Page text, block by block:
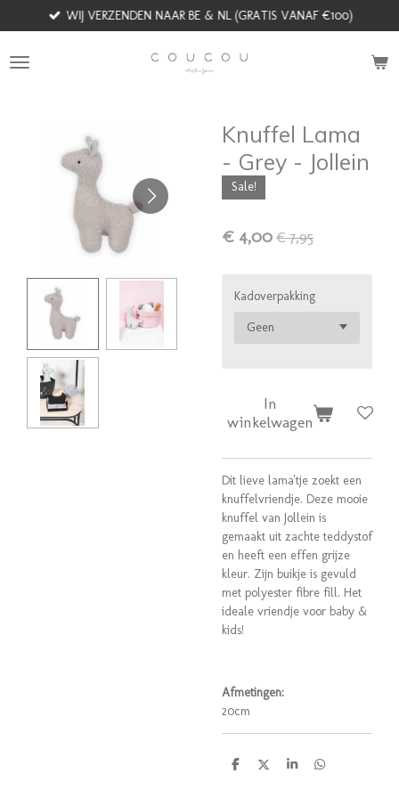
direct
naar
de
WIJ VERZENDEN NAAR BE & NL (GRATIS VANAF €100)
Knuffel Lama
- Grey - Jollein
Sale!
€ 4,00 € 7,95
Kadoverpakking
In
winkelwagen
Dit lieve lama'tje zoekt een
knuffelvriendje. Deze mooie
knuffel van Jollein is
gemaakt uit zachte teddystof
en heeft een effen grijze
kleur. Zijn buikje is gevuld
met polyester fibre fill. Het
ideale vriendje voor baby &
kids!
Afmetingen:
20cm
D
D
S
D